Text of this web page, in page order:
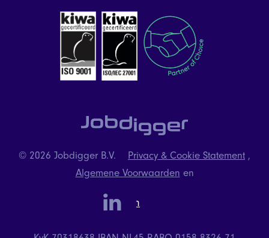
© 2026 Jobdigger B.V. Privacy & Cookie Statement ,
Algemene Voorwaarden en
Instagram